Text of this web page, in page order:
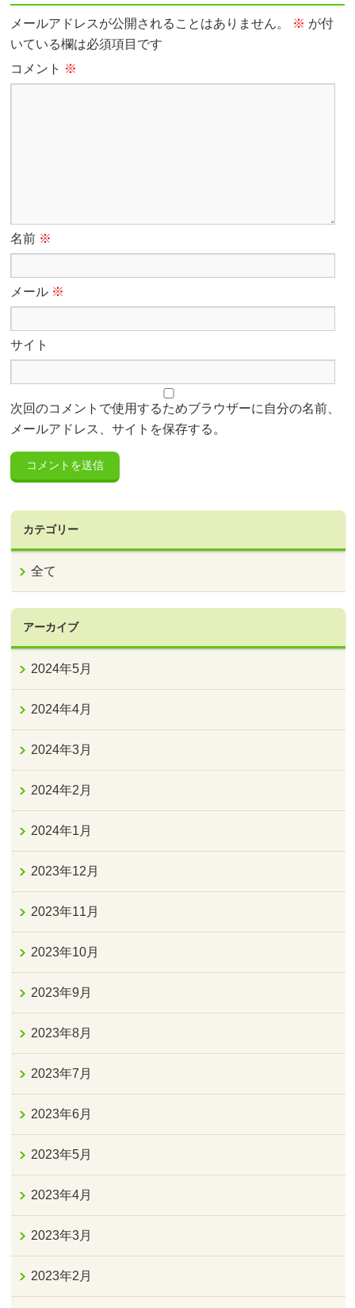
メールアドレスが公開されることはありません。 ※ が付
いている欄は必須項目です
コメント ※
名前 ※
メール ※
サイト
次回のコメントで使用するためブラウザーに自分の名前、
メールアドレス、サイトを保存する。
カテゴリー
全て
アーカイブ
2024年5月
2024年4月
2024年3月
2024年2月
2024年1月
2023年12月
2023年11月
2023年10月
2023年9月
2023年8月
2023年7月
2023年6月
2023年5月
2023年4月
2023年3月
2023年2月